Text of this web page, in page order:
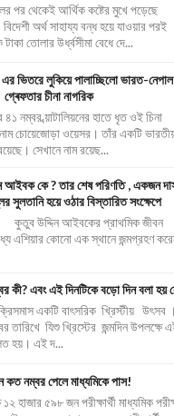
পর থেকেই আর্থিক কষ্টের মুখে পড়েছে
অর্থ সাহায্য বন্ধ হয়ে যাওয়ার পরই
টাকা তোলার উর্ধ্বসীমা বেধে দে...
এর ভিতরে লুকিয়ে পালাচ্ছিলো ভারত-নেপাল
চীনা নাগরিক
নম্বর ব্য়াটালিয়নের হাতে ধৃত ওই চিনা
চোয়েজোড়া ওয়েসর। তাঁর একটি
সেখানে নাম রয়েছ...
আইবক কে ? তার শেষ পরিণতি , একজন
সুলতানি হয়ে ওঠার বিস্তারিত সংক্ষেপে
আইবকের প্রাথমিক জীবন
এশিয়ার কোনো এক স্থানে জন্মগ্রহণ
কী? এবং এই দিনটিকে বড়ো দিন বলা হয়
একটি বাৎসরিক খ্রিস্টীয় উৎসব ।
তারিখে যিশু খ্রিস্টের জন্মদিন উপলক্ষে
হয়। এই দ...
কত নম্বর পেলে মাধ্যমিকে পাস!
হাজার ৫৯৮ জন পরীক্ষার্থী মাধ্যমিক